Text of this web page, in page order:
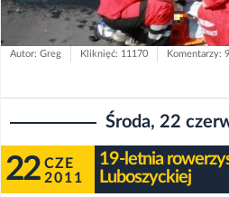
Autor: Greg Kliknięć: 11170 Komentarzy:
Środa, 22
22 CZE
2011
19-letnia
Luboszyckiej